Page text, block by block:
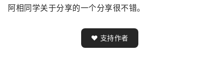
阿相同学关于分享的一个分享很不错。
❤️ 支持作者